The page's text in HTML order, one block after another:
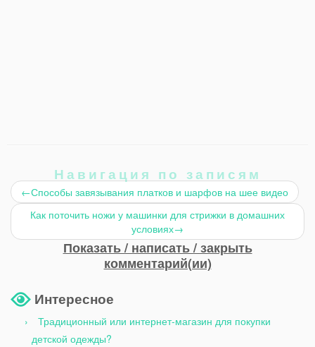
Навигация по записям
←Способы завязывания платков и шарфов на шее видео
Как поточить ножи у машинки для стрижки в домашних
условиях→
Показать / написать / закрыть
комментарий(ии)
Интересное
Традиционный или интернет-магазин для покупки
детской одежды?